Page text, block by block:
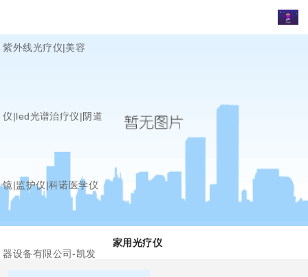
紫外线光疗仪|美容
仪|led光谱治疗仪|阴道
镜|监护仪|科诺医学仪
器设备有限公司-凯发
家用光疗仪